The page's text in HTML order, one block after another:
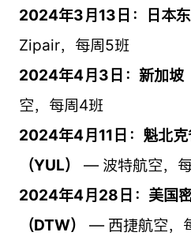
2024年3月13日：日本东
Zipair，每周5班
2024年4月3日：新加坡
空，每周4班
2024年4月11日：魁北
（YUL）
— 波特航空，
2024年4月28日：美国
（DTW）
— 西捷航空，